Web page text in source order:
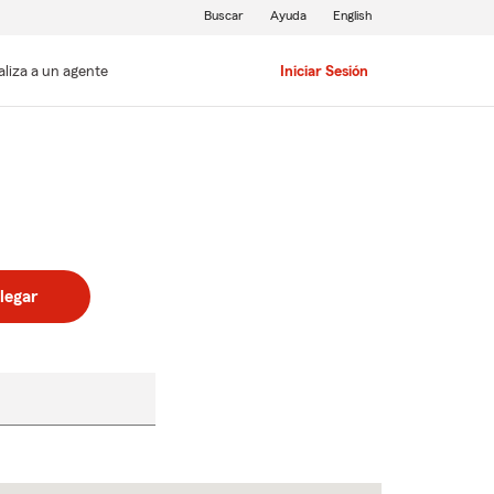
a un agente Iniciar Sesión
Buscar Ayuda English